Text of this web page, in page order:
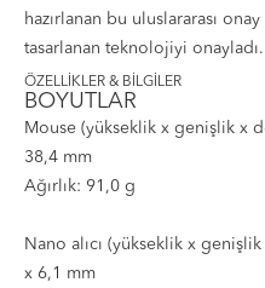
hazırlanan bu uluslararası
tasarlanan teknolojiyi onayladı.
ÖZELLİKLER & BİLGİLER
BOYUTLAR
Mouse (yükseklik x genişlik x
38,4 mm
Ağırlık: 91,0 g
Nano alıcı (yükseklik x
x 6,1 mm